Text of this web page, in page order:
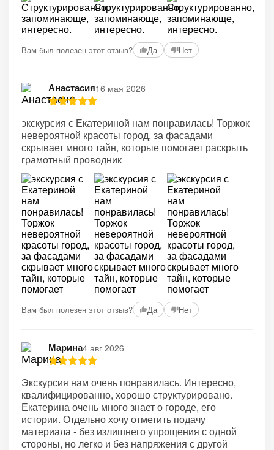
Вам был полезен этот отзыв? Да Нет
Анастасия16 мая 2026
экскурсия с Екатериной нам понравилась! Торжок
невероятной красоты город, за фасадами
скрывает много тайн, которые помогает раскрыть
грамотный проводник
Вам был полезен этот отзыв? Да Нет
Марина4 авг 2026
Экскурсия нам очень понравилась. Интересно,
квалифицированно, хорошо структурировано.
Екатерина очень много знает о городе, его
истории. Отдельно хочу отметить подачу
материала - без излишнего упрощения с одной
стороны, но легко и без напряжения с другой